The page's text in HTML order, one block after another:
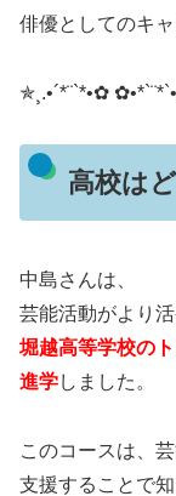
俳優としてのキ
✯¸.•´*¨`*•✿
高校は
中島さんは、
芸能活動がより活
堀越高等学校の
進学しました。
このコースは、
支援することで知